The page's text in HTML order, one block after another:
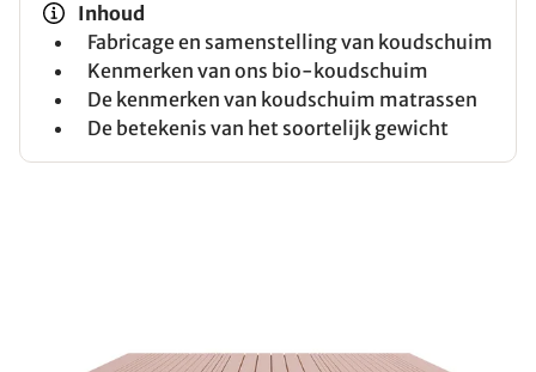
Inhoud
Fabricage en samenstelling van koudschuim
Kenmerken van ons bio-koudschuim
De kenmerken van koudschuim matrassen
De betekenis van het soortelijk gewicht